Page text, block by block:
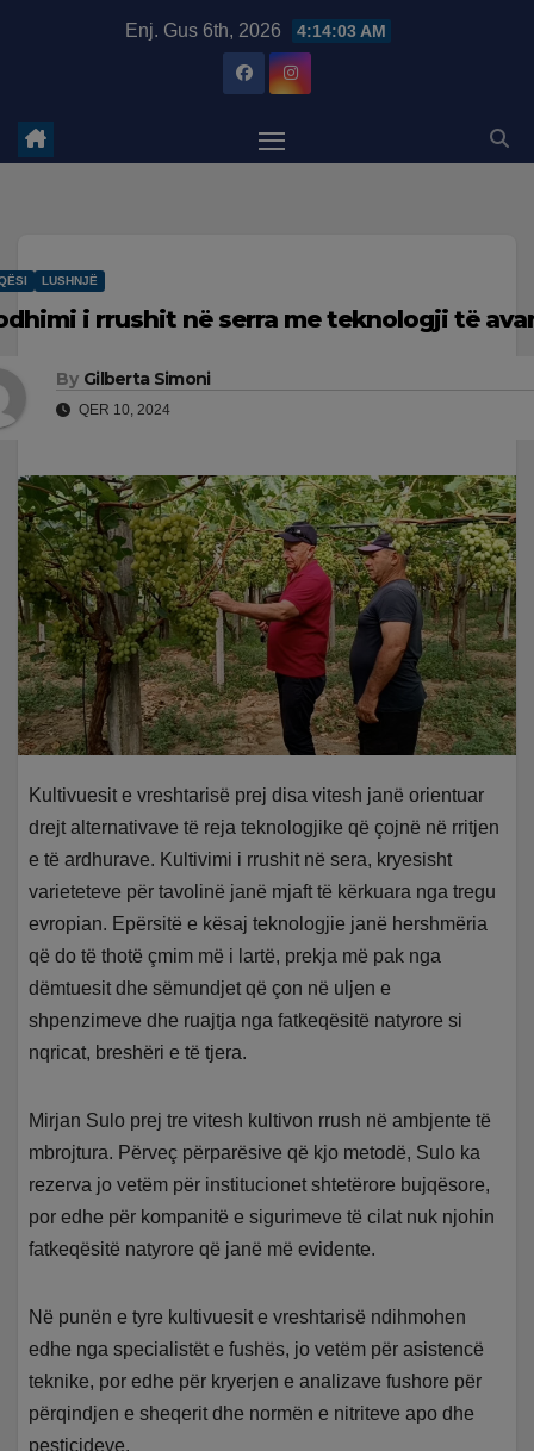
Enj. Gus 6th, 2026 4:14:04 AM
LUSHNJË
i rrushit në serra me teknologji të
By Gilberta Simoni
QER 10, 2024
Kultivuesit e vreshtarisë prej disa vitesh janë orientuar
drejt alternativave të reja teknologjike që çojnë në rritjen
e të ardhurave. Kultivimi i rrushit në sera, kryesisht
varieteteve për tavolinë janë mjaft të kërkuara nga tregu
evropian. Epërsitë e kësaj teknologjie janë hershmëria
që do të thotë çmim më i lartë, prekja më pak nga
dëmtuesit dhe sëmundjet që çon në uljen e
shpenzimeve dhe ruajtja nga fatkeqësitë natyrore si
nqricat, breshëri e të tjera.
Mirjan Sulo prej tre vitesh kultivon rrush në ambjente të
mbrojtura. Përveç përparësive që kjo metodë, Sulo ka
rezerva jo vetëm për institucionet shtetërore bujqësore,
por edhe për kompanitë e sigurimeve të cilat nuk njohin
fatkeqësitë natyrore që janë më evidente.
Në punën e tyre kultivuesit e vreshtarisë ndihmohen
edhe nga specialistët e fushës, jo vetëm për asistencë
teknike, por edhe për kryerjen e analizave fushore për
përqindjen e sheqerit dhe normën e nitriteve apo dhe
pesticideve.